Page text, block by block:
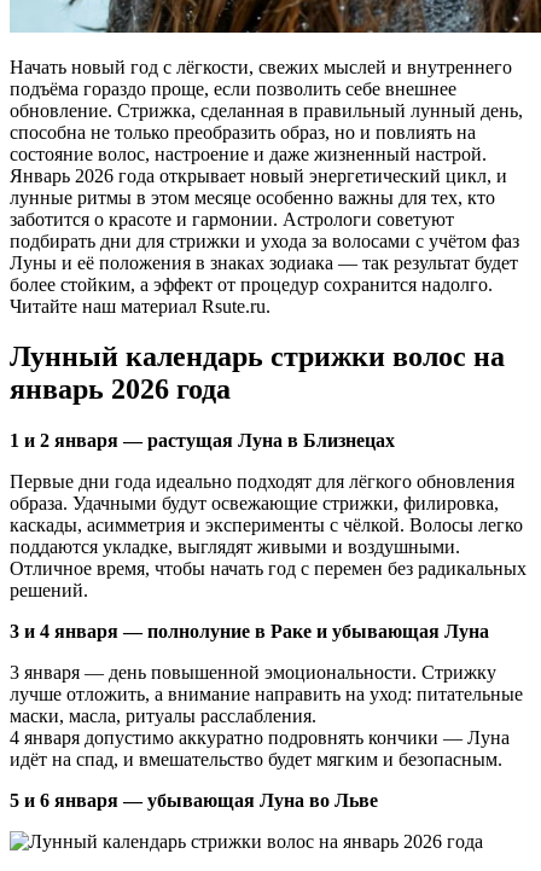
Начать новый год с лёгкости, свежих мыслей и внутреннего
подъёма гораздо проще, если позволить себе внешнее
обновление. Стрижка, сделанная в правильный лунный день,
способна не только преобразить образ, но и повлиять на
состояние волос, настроение и даже жизненный настрой.
Январь 2026 года открывает новый энергетический цикл, и
лунные ритмы в этом месяце особенно важны для тех, кто
заботится о красоте и гармонии. Астрологи советуют
подбирать дни для стрижки и ухода за волосами с учётом фаз
Луны и её положения в знаках зодиака — так результат будет
более стойким, а эффект от процедур сохранится надолго.
Читайте наш материал Rsute.ru.
Лунный календарь стрижки волос на
январь 2026 года
1 и 2 января — растущая Луна в Близнецах
Первые дни года идеально подходят для лёгкого обновления
образа. Удачными будут освежающие стрижки, филировка,
каскады, асимметрия и эксперименты с чёлкой. Волосы легко
поддаются укладке, выглядят живыми и воздушными.
Отличное время, чтобы начать год с перемен без радикальных
решений.
3 и 4 января — полнолуние в Раке и убывающая Луна
3 января — день повышенной эмоциональности. Стрижку
лучше отложить, а внимание направить на уход: питательные
маски, масла, ритуалы расслабления.
4 января допустимо аккуратно подровнять кончики — Луна
идёт на спад, и вмешательство будет мягким и безопасным.
5 и 6 января — убывающая Луна во Льве